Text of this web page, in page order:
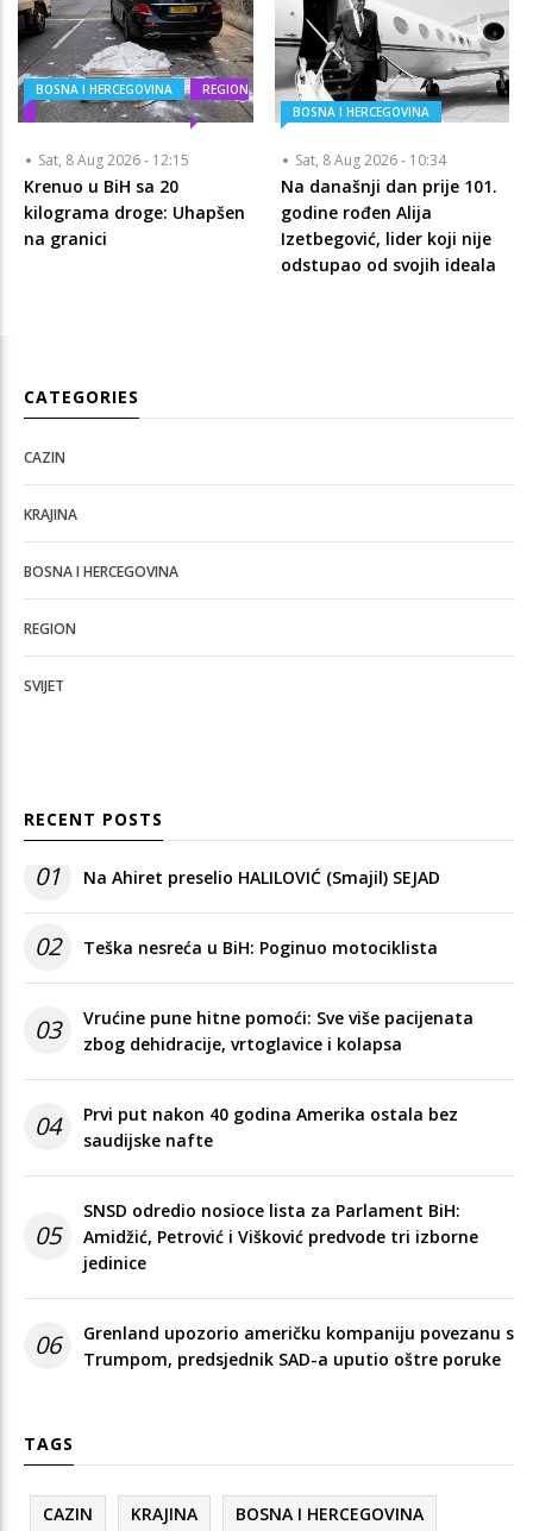
BOSNA I HERCEGOVINA REGION
Sat, 8 Aug 2026 - 12:15
Krenuo u BiH sa 20
kilograma droge: Uhapšen
na granici
BOSNA I HERCEGOVINA
Sat, 8 Aug 2026 - 10:34
Na današnji dan prije 101.
godine rođen Alija
Izetbegović, lider koji nije
odstupao od svojih ideala
CATEGORIES
CAZIN
KRAJINA
BOSNA I HERCEGOVINA
REGION
SVIJET
RECENT POSTS
01 Na Ahiret preselio HALILOVIĆ (Smajil) SEJAD
02 Teška nesreća u BiH: Poginuo motociklista
03
Vrućine pune hitne pomoći: Sve više pacijenata
zbog dehidracije, vrtoglavice i kolapsa
04
Prvi put nakon 40 godina Amerika ostala bez
saudijske nafte
05
SNSD odredio nosioce lista za Parlament BiH:
Amidžić, Petrović i Višković predvode tri izborne
jedinice
06
Grenland upozorio američku kompaniju povezanu s
Trumpom, predsjednik SAD-a uputio oštre poruke
TAGS
CAZIN KRAJINA BOSNA I HERCEGOVINA